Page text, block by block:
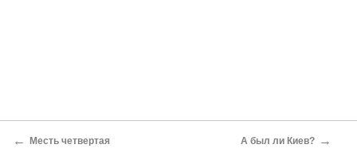
← Месть четвертая А был ли Киев? →